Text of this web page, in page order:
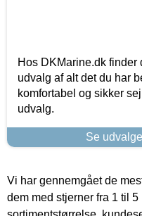
Hos DKMarine.dk finder
udvalg af alt det du har
komfortabel og sikker
udvalg.
Se
Vi har gennemgået de
dem med stjerner fra 1 til